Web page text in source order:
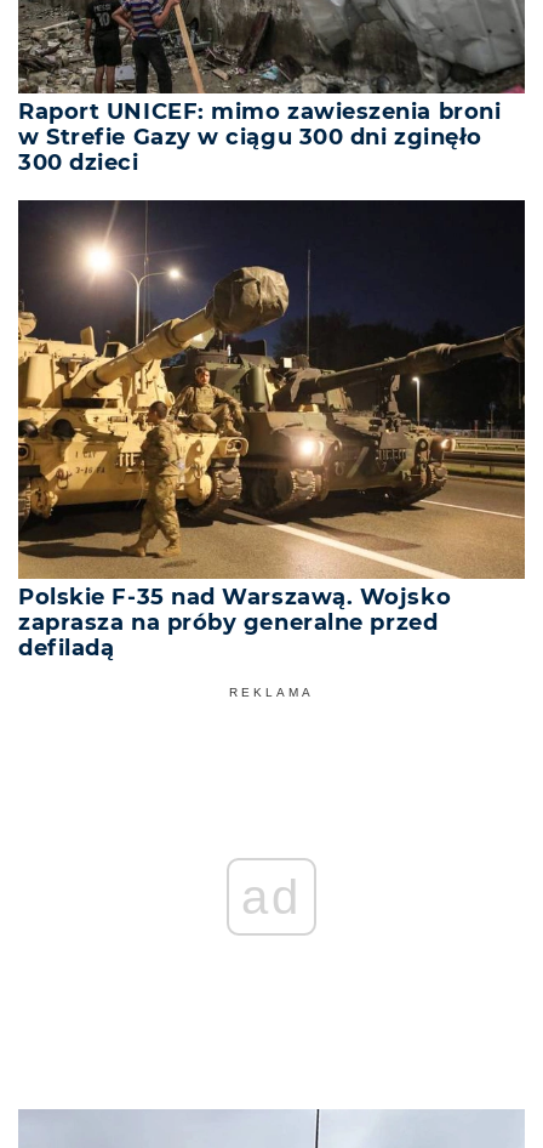
Raport UNICEF: mimo zawieszenia broni
w Strefie Gazy w ciągu 300 dni zginęło
300 dzieci
Polskie F-35 nad Warszawą. Wojsko
zaprasza na próby generalne przed
defiladą
REKLAMA
ad